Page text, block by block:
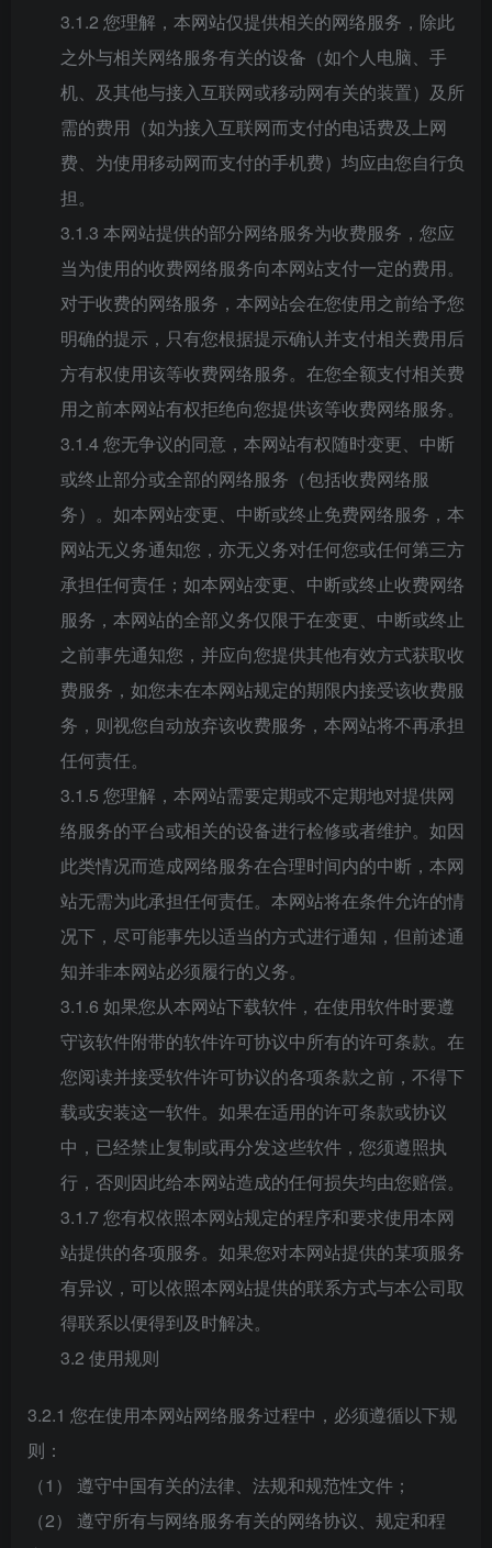
3.1.2 您理解，本网站仅提供相关的网络服务，除此
之外与相关网络服务有关的设备（如个人电脑、手
机、及其他与接入互联网或移动网有关的装置）及所
需的费用（如为接入互联网而支付的电话费及上网
费、为使用移动网而支付的手机费）均应由您自行负
担。
3.1.3 本网站提供的部分网络服务为收费服务，您应
当为使用的收费网络服务向本网站支付一定的费用。
对于收费的网络服务，本网站会在您使用之前给予您
明确的提示，只有您根据提示确认并支付相关费用后
方有权使用该等收费网络服务。在您全额支付相关费
用之前本网站有权拒绝向您提供该等收费网络服务。
3.1.4 您无争议的同意，本网站有权随时变更、中断
或终止部分或全部的网络服务（包括收费网络服
务）。如本网站变更、中断或终止免费网络服务，本
网站无义务通知您，亦无义务对任何您或任何第三方
承担任何责任；如本网站变更、中断或终止收费网络
服务，本网站的全部义务仅限于在变更、中断或终止
之前事先通知您，并应向您提供其他有效方式获取收
费服务，如您未在本网站规定的期限内接受该收费服
务，则视您自动放弃该收费服务，本网站将不再承担
任何责任。
3.1.5 您理解，本网站需要定期或不定期地对提供网
络服务的平台或相关的设备进行检修或者维护。如因
此类情况而造成网络服务在合理时间内的中断，本网
站无需为此承担任何责任。本网站将在条件允许的情
况下，尽可能事先以适当的方式进行通知，但前述通
知并非本网站必须履行的义务。
3.1.6 如果您从本网站下载软件，在使用软件时要遵
守该软件附带的软件许可协议中所有的许可条款。在
您阅读并接受软件许可协议的各项条款之前，不得下
载或安装这一软件。如果在适用的许可条款或协议
中，已经禁止复制或再分发这些软件，您须遵照执
行，否则因此给本网站造成的任何损失均由您赔偿。
3.1.7 您有权依照本网站规定的程序和要求使用本网
站提供的各项服务。如果您对本网站提供的某项服务
有异议，可以依照本网站提供的联系方式与本公司取
得联系以便得到及时解决。
3.2 使用规则
3.2.1 您在使用本网站网络服务过程中，必须遵循以下规
则：
（1） 遵守中国有关的法律、法规和规范性文件；
（2） 遵守所有与网络服务有关的网络协议、规定和程